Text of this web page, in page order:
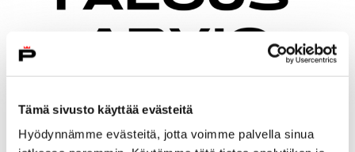
Tämä sivusto käyttää evästeitä
Hyödynnämme evästeitä, jotta voimme palvella sinua
Talousarvion valmistelun jatkamisesta äänestettiin